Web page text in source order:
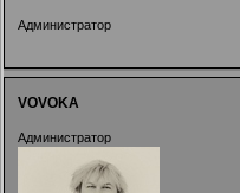
Администратор
VOVOKA
Администратор